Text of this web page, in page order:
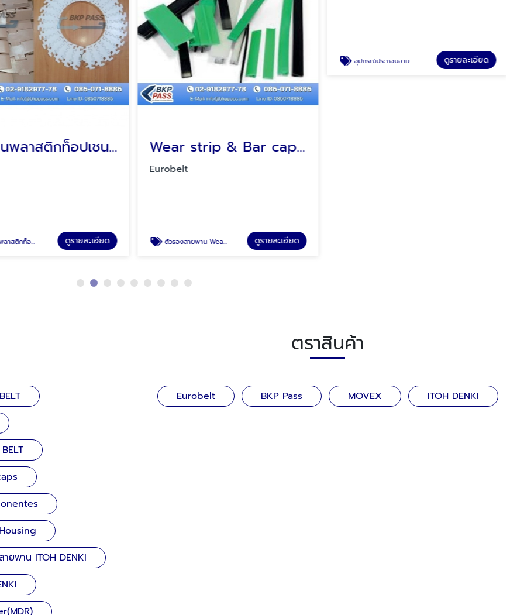
สายพานพลาสติกท็อปเชน (Plastic Modular & Topchain)
TOP CHAIN BELT ดูรายละเอียด
Wear strip & Bar caps ตัวรองสายพาน
Eurobelt
ตัวรองสายพาน Wear strip & Bar caps ดูรายละเอียด
ยพาน ITOH DENKI
ตราสินค้า
Eurobelt BKP Pass MOVEX ITOH DENKI